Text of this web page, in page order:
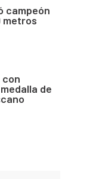
campeón
metros
con
de